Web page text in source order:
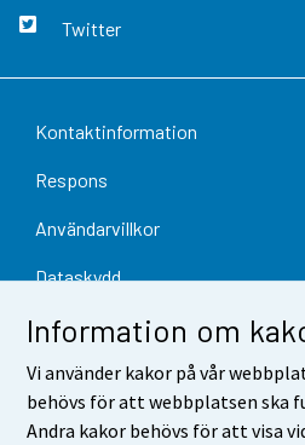
Information om
Vi använder kakor på vår
behövs för att webbplatsen ska
Andra kakor behövs för att visa
Twitter
Kontaktinformation
Respons
Användarvillkor
Dataskydd
Tillgänglighet
Information om webbplatsen
Cookie-inställningar